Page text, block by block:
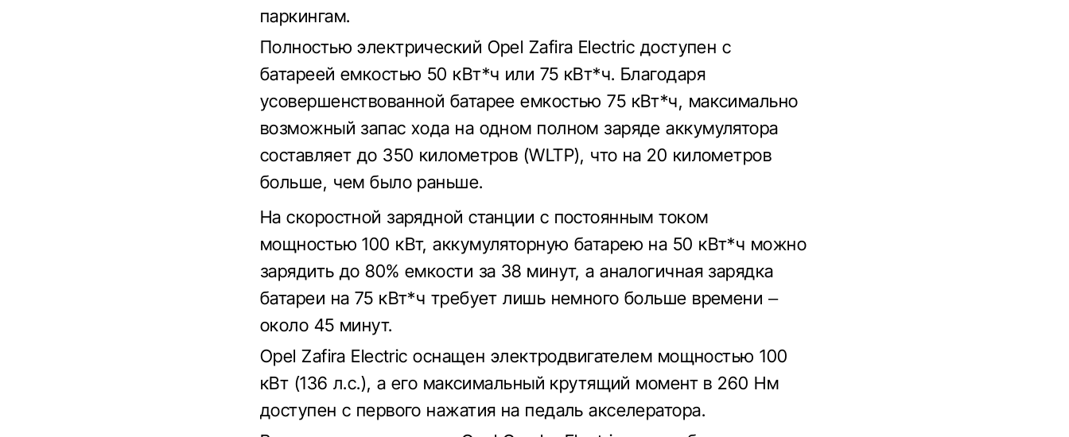
паркингам.
Полностью электрический Opel Zafira Electric доступен с
батареей емкостью 50 кВт*ч или 75 кВт*ч. Благодаря
усовершенствованной батарее емкостью 75 кВт*ч, максимально
возможный запас хода на одном полном заряде аккумулятора
составляет до 350 километров (WLTP), что на 20 километров
больше, чем было раньше.
На скоростной зарядной станции с постоянным током
мощностью 100 кВт, аккумуляторную батарею на 50 кВт*ч можно
зарядить до 80% емкости за 38 минут, а аналогичная зарядка
батареи на 75 кВт*ч требует лишь немного больше времени –
около 45 минут.
Opel Zafira Electric оснащен электродвигателем мощностью 100
кВт (136 л.с.), а его максимальный крутящий момент в 260 Нм
доступен с первого нажатия на педаль акселератора.